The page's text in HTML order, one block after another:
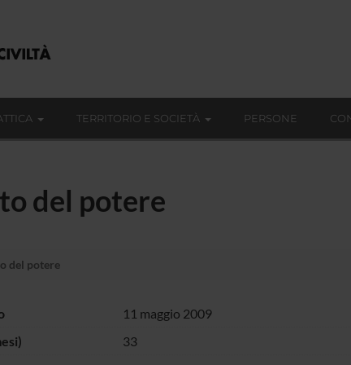
TERRITORIO E SOCIETÀ PERSONE
del potere
del potere
11 maggio 2009
33